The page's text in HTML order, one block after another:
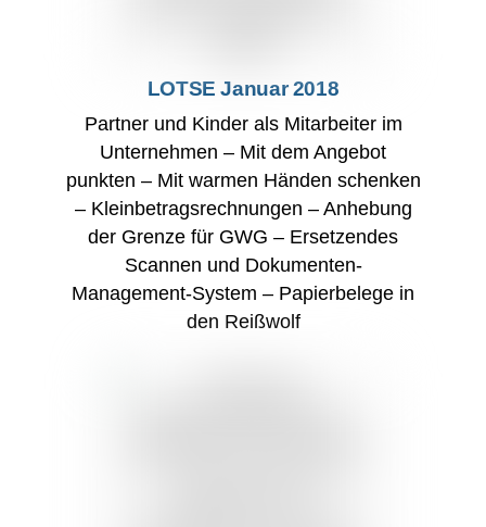
LOTSE Januar 2018
Partner und Kinder als Mitarbeiter im
Unternehmen – Mit dem Angebot
punkten – Mit warmen Händen schenken
– Kleinbetragsrechnungen – Anhebung
der Grenze für GWG – Ersetzendes
Scannen und Dokumenten-
Management-System – Papierbelege in
den Reißwolf